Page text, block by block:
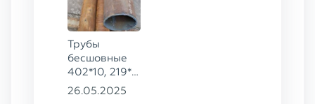
Трубы
бесшовные
402*10, 219*9
ГОСТ 8732-
26.05.2025